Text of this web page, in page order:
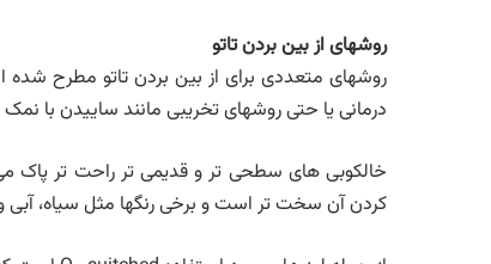
روشهای از بین بردن تاتو
روشهای متعددی برای از بین بردن تاتو مطرح
درمانی یا حتی روشهای تخریبی مانند ساییدن با
خالکوبی های سطحی تر و قدیمی تر راحت تر پاک می
کردن آن سخت تر است و برخی رنگها مثل سیاه،